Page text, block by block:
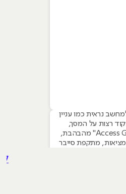
נראית כמו עניין
רצות על המסך,
הודעת "Access Granted" מהבהבת,
מתקפת סייבר
את התוקף, אנשי